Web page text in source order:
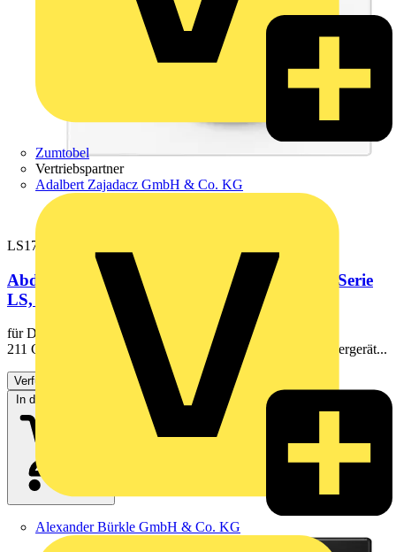
Zumtobel
Vertriebspartner
Adalbert Zajadacz GmbH & Co. KG
Alexander Bürkle GmbH & Co. KG
LS1740WW
Abdeckung mit Drehknopf 1fach, Duroplast, Serie
LS, alpinweiß
für Drehdimmer Art.-Nrn.: 1730 DD, 1731 DD, 1735 DD,
211 GDE für Nebenstelle Art.-Nr.: 1733 DNE für Drehsteuergerät...
Verfügbar: 3 Händler
In den Warenkorb